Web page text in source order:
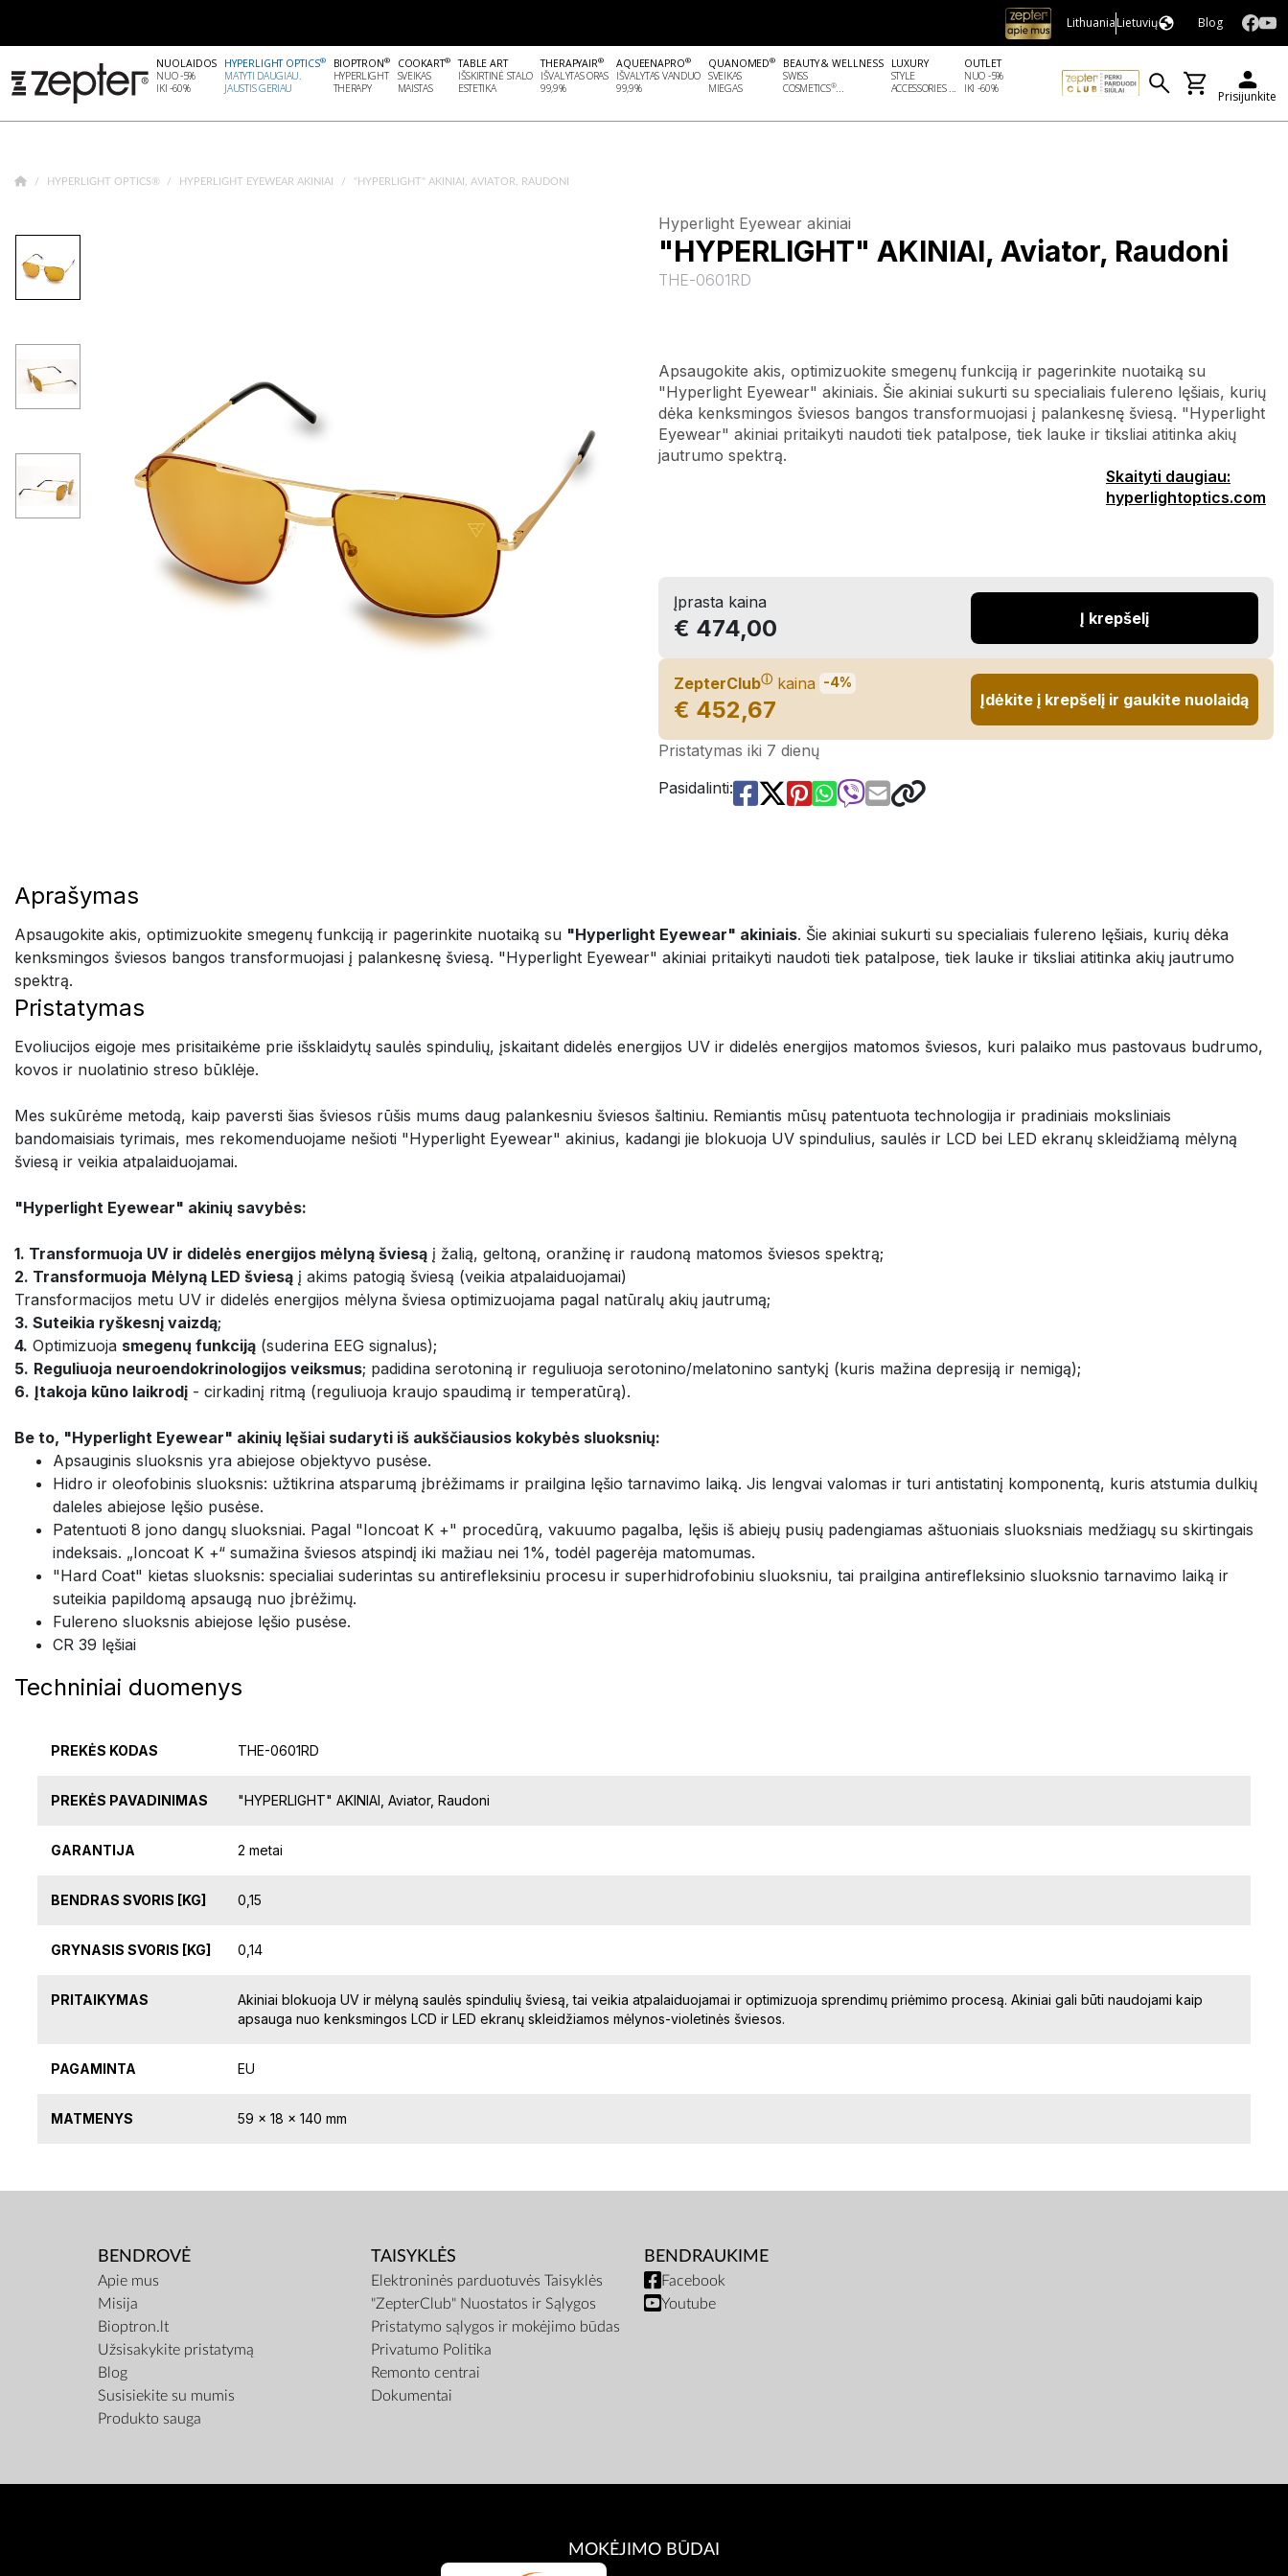
LithuaniaLietuvių Blog
NUOLAIDOS
NUO -5%
IKI -60%
HYPERLIGHT OPTICS®
MATYTI DAUGIAU.
JAUSTIS GERIAU
BIOPTRON®
HYPERLIGHT
THERAPY
COOKART®
SVEIKAS
MAISTAS
TABLE ART
IŠSKIRTINĖ STALO
ESTETIKA
THERAPYAIR®
IŠVALYTAS ORAS
99,9%
AQUEENAPRO®
IŠVALYTAS VANDUO
99,9%
QUANOMED®
SVEIKAS
MIEGAS
BEAUTY & WELLNESS
SWISS
COSMETICS®...
LUXURY
STYLE
ACCESSORIES ...
OUTLET
NUO -5%
IKI -60%
Prisijunkite
HYPERLIGHT OPTICS® HYPERLIGHT EYEWEAR AKINIAI "HYPERLIGHT" AKINIAI, AVIATOR, RAUDONI
Hyperlight Eyewear akiniai
"HYPERLIGHT" AKINIAI, Aviator, Raudoni
THE-0601RD
Apsaugokite akis, optimizuokite smegenų funkciją ir pagerinkite nuotaiką su
"Hyperlight Eyewear" akiniais. Šie akiniai sukurti su specialiais fulereno lęšiais, kurių
dėka kenksmingos šviesos bangos transformuojasi į palankesnę šviesą. "Hyperlight
Eyewear" akiniai pritaikyti naudoti tiek patalpose, tiek lauke ir tiksliai atitinka akių
jautrumo spektrą.
Skaityti daugiau:
hyperlightoptics.com
Įprasta kaina
€ 474,00 Į krepšelį
ZepterClubⓘ kaina -4%
€ 452,67 Įdėkite į krepšelį ir gaukite nuolaidą
Pristatymas iki 7 dienų
Pasidalinti:
Aprašymas
Apsaugokite akis, optimizuokite smegenų funkciją ir pagerinkite nuotaiką su "Hyperlight Eyewear" akiniais. Šie akiniai sukurti su specialiais fulereno lęšiais, kurių dėka
kenksmingos šviesos bangos transformuojasi į palankesnę šviesą. "Hyperlight Eyewear" akiniai pritaikyti naudoti tiek patalpose, tiek lauke ir tiksliai atitinka akių jautrumo
spektrą.
Pristatymas
Evoliucijos eigoje mes prisitaikėme prie išsklaidytų saulės spindulių, įskaitant didelės energijos UV ir didelės energijos matomos šviesos, kuri palaiko mus pastovaus budrumo,
kovos ir nuolatinio streso būklėje.
Mes sukūrėme metodą, kaip paversti šias šviesos rūšis mums daug palankesniu šviesos šaltiniu. Remiantis mūsų patentuota technologija ir pradiniais moksliniais
bandomaisiais tyrimais, mes rekomenduojame nešioti "Hyperlight Eyewear" akinius, kadangi jie blokuoja UV spindulius, saulės ir LCD bei LED ekranų skleidžiamą mėlyną
šviesą ir veikia atpalaiduojamai.
"Hyperlight Eyewear" akinių savybės:
1. Transformuoja UV ir didelės energijos mėlyną šviesą į žalią, geltoną, oranžinę ir raudoną matomos šviesos spektrą;
2. Transformuoja Mėlyną LED šviesą į akims patogią šviesą (veikia atpalaiduojamai)
Transformacijos metu UV ir didelės energijos mėlyna šviesa optimizuojama pagal natūralų akių jautrumą;
3. Suteikia ryškesnį vaizdą;
4. Optimizuoja smegenų funkciją (suderina EEG signalus);
5. Reguliuoja neuroendokrinologijos veiksmus; padidina serotoniną ir reguliuoja serotonino/melatonino santykį (kuris mažina depresiją ir nemigą);
6. Įtakoja kūno laikrodį - cirkadinį ritmą (reguliuoja kraujo spaudimą ir temperatūrą).
Be to, "Hyperlight Eyewear" akinių lęšiai sudaryti iš aukščiausios kokybės sluoksnių:
Apsauginis sluoksnis yra abiejose objektyvo pusėse.
Hidro ir oleofobinis sluoksnis: užtikrina atsparumą įbrėžimams ir prailgina lęšio tarnavimo laiką. Jis lengvai valomas ir turi antistatinį komponentą, kuris atstumia dulkių
daleles abiejose lęšio pusėse.
Patentuoti 8 jono dangų sluoksniai. Pagal "Ioncoat K +" procedūrą, vakuumo pagalba, lęšis iš abiejų pusių padengiamas aštuoniais sluoksniais medžiagų su skirtingais
indeksais. „Ioncoat K +“ sumažina šviesos atspindį iki mažiau nei 1%, todėl pagerėja matomumas.
"Hard Coat" kietas sluoksnis: specialiai suderintas su antirefleksiniu procesu ir superhidrofobiniu sluoksniu, tai prailgina antirefleksinio sluoksnio tarnavimo laiką ir
suteikia papildomą apsaugą nuo įbrėžimų.
Fulereno sluoksnis abiejose lęšio pusėse.
CR 39 lęšiai
Techniniai duomenys
PREKĖS KODAS THE-0601RD
PREKĖS PAVADINIMAS "HYPERLIGHT" AKINIAI, Aviator, Raudoni
GARANTIJA 2 metai
BENDRAS SVORIS [KG] 0,15
GRYNASIS SVORIS [KG] 0,14
PRITAIKYMAS
Akiniai blokuoja UV ir mėlyną saulės spindulių šviesą, tai veikia atpalaiduojamai ir optimizuoja sprendimų priėmimo procesą. Akiniai gali būti naudojami kaip
apsauga nuo kenksmingos LCD ir LED ekranų skleidžiamos mėlynos-violetinės šviesos.
PAGAMINTA EU
MATMENYS 59 x 18 x 140 mm
BENDROVĖ
Apie mus
Misija
Bioptron.lt
Užsisakykite pristatymą
Blog
Susisiekite su mumis
Produkto sauga
TAISYKLĖS
Elektroninės parduotuvės Taisyklės
"ZepterClub" Nuostatos ir Sąlygos
Pristatymo sąlygos ir mokėjimo būdas
Privatumo Politika
Remonto centrai
Dokumentai
BENDRAUKIME
Facebook
Youtube
MOKĖJIMO BŪDAI